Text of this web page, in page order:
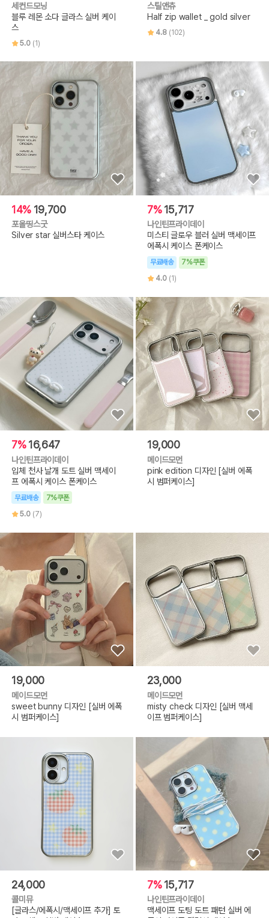
세컨드모닝
블루 레몬 소다 글라스 실버 케이
스
5.0 (1)
스틸앤츄
Half zip wallet _ gold silver
4.8 (102)
14% 19,700
포올띵스굿
Silver star 실버스타 케이스
7% 15,717
나인틴프라이데이
미스티 글로우 블러 실버 맥세이프
에폭시 케이스 폰케이스
무료배송
7%쿠폰
4.0 (1)
7% 16,647
나인틴프라이데이
입체 천사 날개 도트 실버 맥세이
프 에폭시 케이스 폰케이스
무료배송
7%쿠폰
5.0 (7)
19,000
메이드모먼
pink edition 디자인 [실버 에폭
시 범퍼케이스]
19,000
메이드모먼
sweet bunny 디자인 [실버 에폭
시 범퍼케이스]
23,000
메이드모먼
misty check 디자인 [실버 맥세
이프 범퍼케이스]
24,000
콜미뮤
[글라스/에폭시/맥세이프 추가] 토
7% 15,717
나인틴프라이데이
맥세이프 도팅 도트 패턴 실버 에